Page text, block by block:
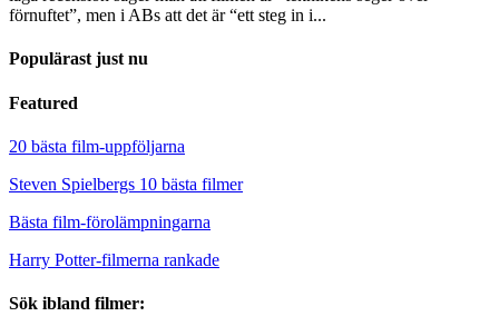
förnuftet”, men i ABs att det är “ett steg in i...
Populärast just nu
Featured
20 bästa film-uppföljarna
Steven Spielbergs 10 bästa filmer
Bästa film-förolämpningarna
Harry Potter-filmerna rankade
Sök ibland filmer: